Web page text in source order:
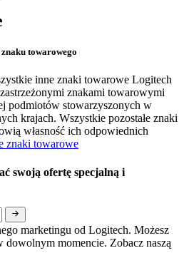
towarowego
inne znaki towarowe Logitech
znakami towarowymi
podmiotów stowarzyszonych w
krajach. Wszystkie pozostałe znaki
własność ich odpowiednich
znaki towarowe
swoją ofertę specjalną i
marketingu od Logitech. Możesz
momencie. Zobacz naszą